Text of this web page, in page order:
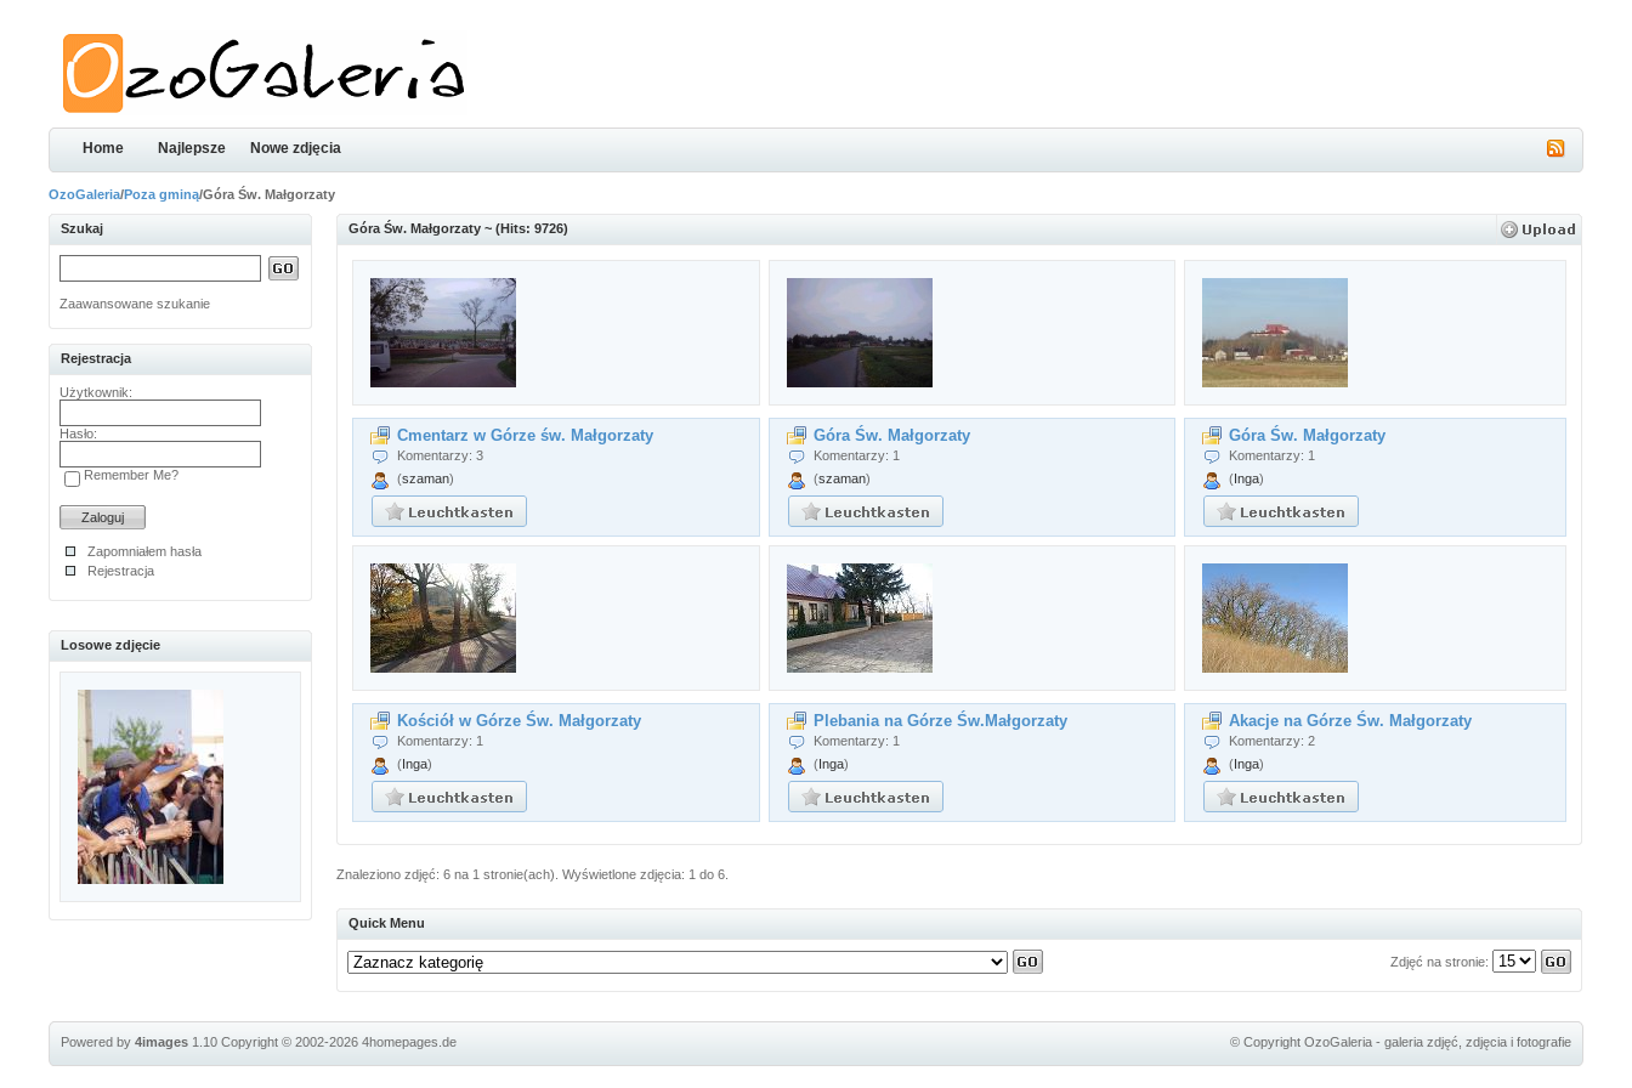
Home Najlepsze Nowe zdjęcia
OzoGaleria/Poza gminą/Góra Św. Małgorzaty
Szukaj
Zaawansowane szukanie
Rejestracja
Użytkownik:
Hasło:
Remember Me?
Zapomniałem hasła
Rejestracja
Losowe zdjęcie
Góra Św. Małgorzaty ~ (Hits: 9726)
Cmentarz w Górze św. Małgorzaty
Komentarzy: 3
(szaman)
Góra Św. Małgorzaty
Komentarzy: 1
(szaman)
Góra Św. Małgorzaty
Komentarzy: 1
(Inga)
Kościół w Górze Św. Małgorzaty
Komentarzy: 1
(Inga)
Plebania na Górze Św.Małgorzaty
Komentarzy: 1
(Inga)
Akacje na Górze Św. Małgorzaty
Komentarzy: 2
(Inga)
Znaleziono zdjęć: 6 na 1 stronie(ach). Wyświetlone zdjęcia: 1 do 6.
Quick Menu
Zdjęć na stronie:
© Copyright OzoGaleria - galeria zdjęć, zdjęcia i fotografie
Powered by4images 1.10Copyright © 2002-20264homepages.de